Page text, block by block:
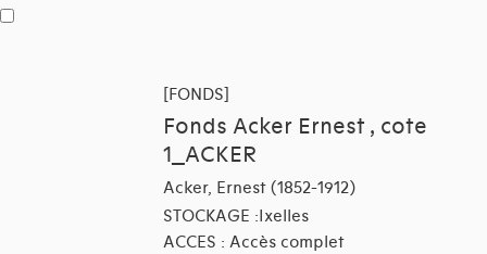
[FONDS]
Fonds Acker Ernest , cote
1_ACKER
Acker, Ernest (1852-1912)
STOCKAGE :Ixelles
ACCES : Accès complet